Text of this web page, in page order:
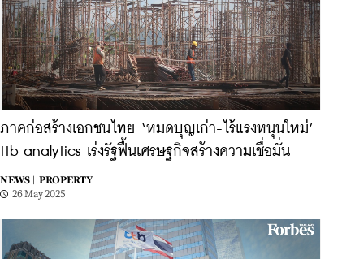
ภาคก่อสร้างเอกชนไทย ‘หมดบุญเก่า-ไร้แรงหนุนใหม่’
ttb analytics เร่งรัฐฟื้นเศรษฐกิจสร้างความเชื่อมั่น
NEWS |
PROPERTY
26 May 2025